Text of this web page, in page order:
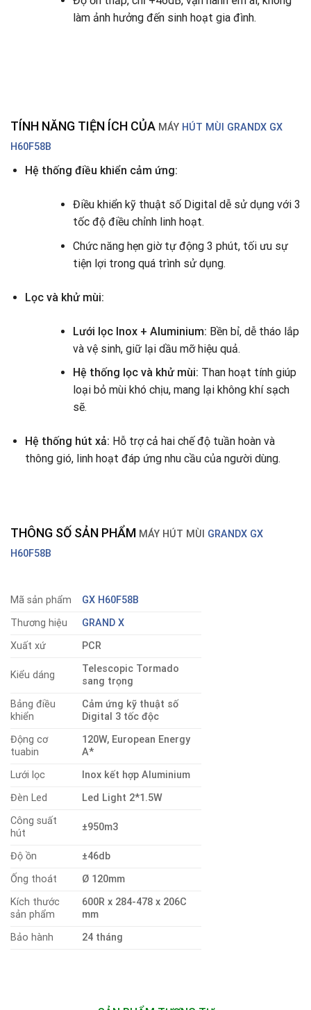
làm ảnh hưởng đến sinh hoạt gia đình.
TÍNH NĂNG TIỆN ÍCH CỦA MÁY HÚT MÙI GRANDX GX
H60F58B
Hệ thống điều khiển cảm ứng:
Điều khiển kỹ thuật số Digital dễ sử dụng với 3
tốc độ điều chỉnh linh hoạt.
Chức năng hẹn giờ tự động 3 phút, tối ưu sự
tiện lợi trong quá trình sử dụng.
Lọc và khử mùi:
Lưới lọc Inox + Aluminium: Bền bỉ, dễ tháo lắp
và vệ sinh, giữ lại dầu mỡ hiệu quả.
Hệ thống lọc và khử mùi: Than hoạt tính giúp
loại bỏ mùi khó chịu, mang lại không khí sạch
sẽ.
Hệ thống hút xả: Hỗ trợ cả hai chế độ tuần hoàn và
thông gió, linh hoạt đáp ứng nhu cầu của người dùng.
THÔNG SỐ SẢN PHẨM MÁY HÚT MÙI GRANDX GX
H60F58B
Mã sản phẩm
GX H60F58B
Thương hiệu
GRAND X
Xuất xứ
PCR
Kiểu dáng
Telescopic Tormado
sang trọng
Bảng điều
khiển
Cảm ứng kỹ thuật số
Digital 3 tốc độc
Động cơ
tuabin
120W, European Energy
A*
Lưới lọc
Inox kết hợp Aluminium
Đèn Led
Led Light 2*1.5W
Công suất
hút
±950m3
Độ ồn
±46db
Ống thoát
Ø 120mm
Kích thước
sản phẩm
600R x 284-478 x 206C
mm
Bảo hành
24 tháng